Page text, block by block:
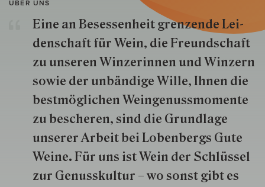
ÜBER UNS
Eine an Besessenheit gren­zende Lei­
den­schaft für Wein, die Freund­schaft
zu unseren Win­zer­innen und Win­zern
so­wie der un­bän­dige Wille, Ihnen die
best­mög­lich­en Wein­genuss­momente
zu besche­ren, sind die Grund­lage
unserer Arbeit bei Lobenbergs Gute
Weine. Für uns ist Wein der Schlüs­sel
zur Genuss­kultur – wo sonst gibt es